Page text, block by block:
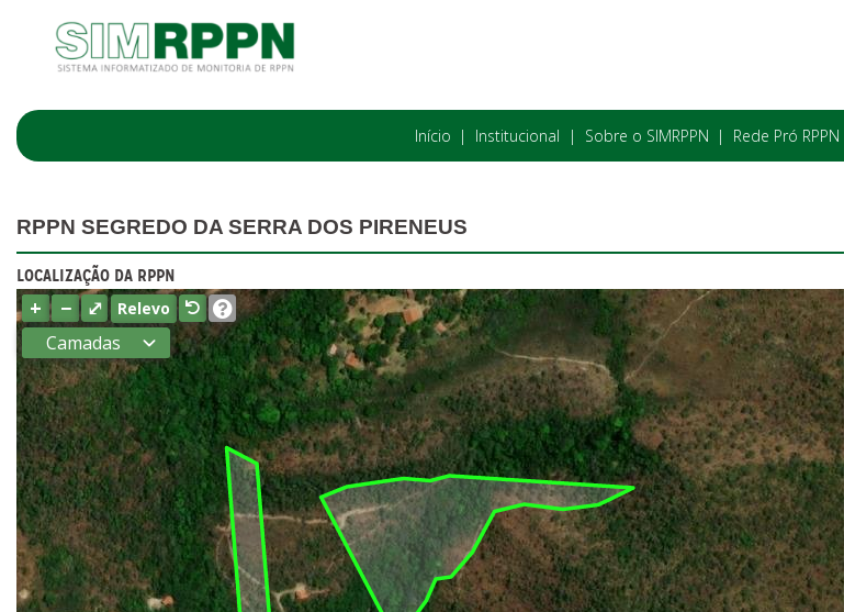
Início Institucional Sobre o SIMRPPN Rede Pró RPPN
RPPN SEGREDO DA SERRA DOS PIRENEUS
LOCALIZAÇÃO DA RPPN
+ − ⤢ Relevo
Camadas
Estados
Municípios
Terras
indígenas
(FUNAI)
UC Federal
UC Estaduais
UC